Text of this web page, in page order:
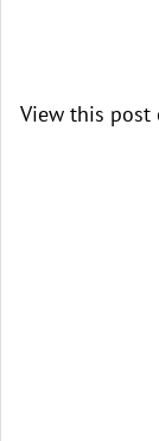
View this post